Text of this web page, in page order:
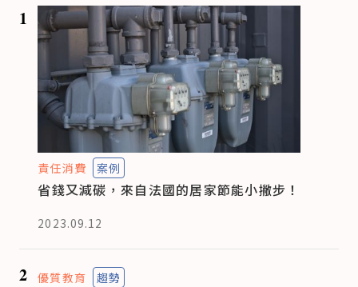
1
責任消費 案例
省錢又減碳，來自法國的居家節能小撇步！
2023.09.12
2 優質教育 趨勢